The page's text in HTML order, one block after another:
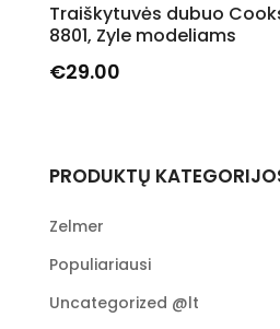
Traiškytuvės dubuo
8801, Zyle modeliams
€29.00
PRODUKTŲ
Zelmer
Populiariausi
Uncategorized @lt